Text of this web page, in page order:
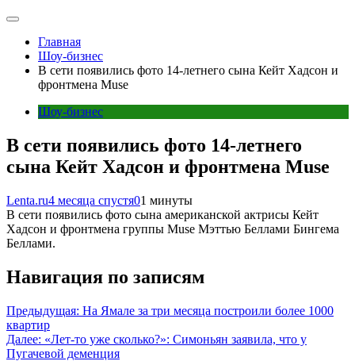
Главная
Шоу-бизнес
В сети появились фото 14-летнего сына Кейт Хадсон и
фронтмена Muse
Шоу-бизнес
В сети появились фото 14-летнего
сына Кейт Хадсон и фронтмена Muse
Lenta.ru4 месяца спустя01 минуты
В сети появились фото сына американской актрисы Кейт
Хадсон и фронтмена группы Muse Мэттью Беллами Бингема
Беллами.
Навигация по записям
Предыдущая: На Ямале за три месяца построили более 1000
квартир
Далее: «Лет-то уже сколько?»: Симоньян заявила, что у
Пугачевой деменция